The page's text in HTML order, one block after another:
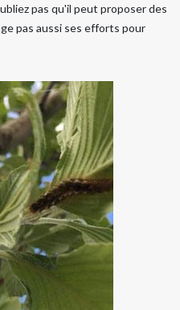
pas qu'il peut proposer des
pas aussi ses efforts pour